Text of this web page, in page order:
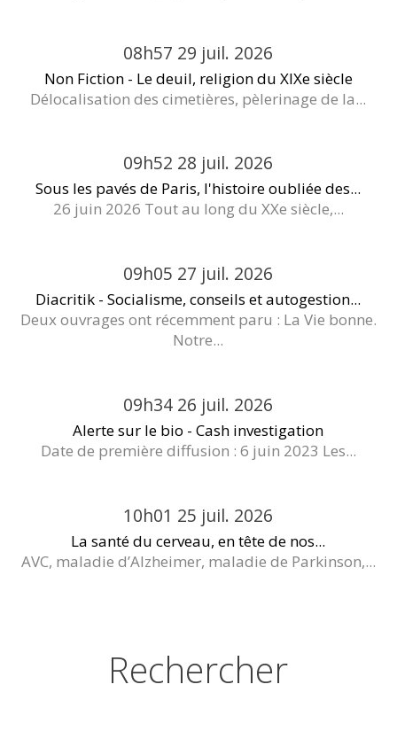
08h57 29 juil. 2026
Non Fiction - Le deuil, religion du XIXe siècle
Délocalisation des cimetières, pèlerinage de la...
09h52 28 juil. 2026
Sous les pavés de Paris, l'histoire oubliée des...
26 juin 2026 Tout au long du XXe siècle,...
09h05 27 juil. 2026
Diacritik - Socialisme, conseils et autogestion...
Deux ouvrages ont récemment paru : La Vie bonne.
Notre...
09h34 26 juil. 2026
Alerte sur le bio - Cash investigation
Date de première diffusion : 6 juin 2023 Les...
10h01 25 juil. 2026
La santé du cerveau, en tête de nos...
AVC, maladie d’Alzheimer, maladie de Parkinson,...
Rechercher